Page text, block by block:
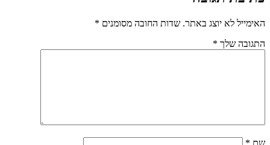
האימייל לא יוצג באתר. שדות החובה מסומנים *
התגובה שלך *
שם *